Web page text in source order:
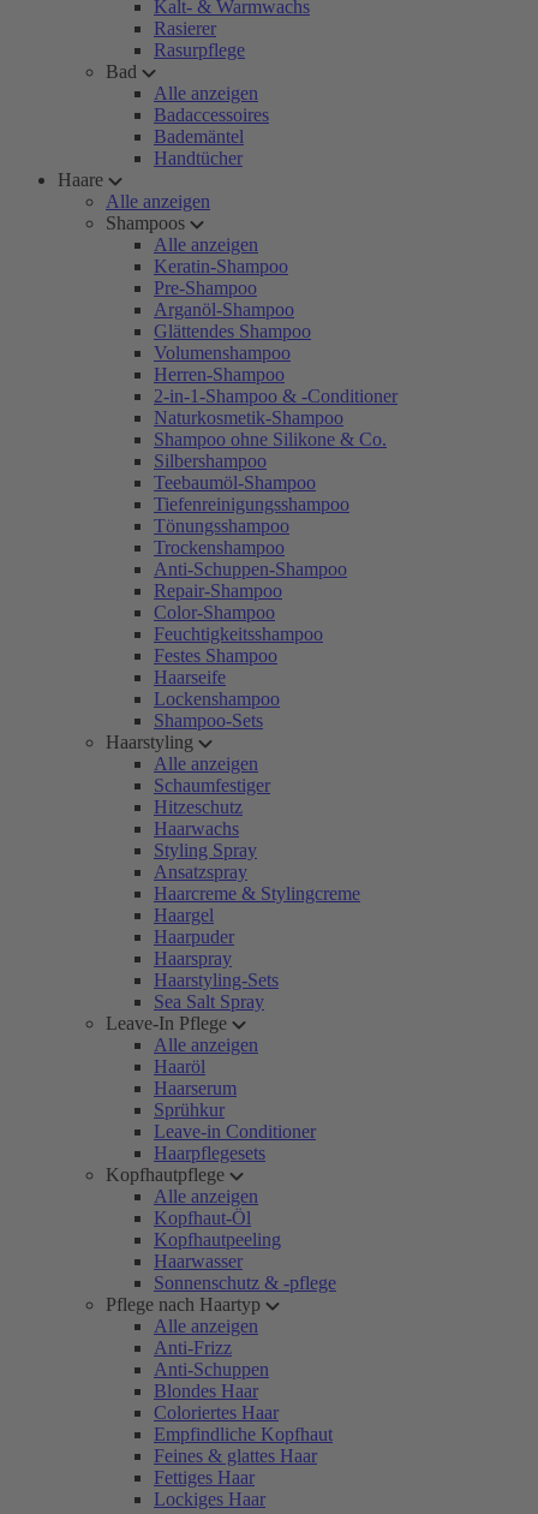
Kalt- & Warmwachs
Rasierer
Rasurpflege
Bad
Alle anzeigen
Badaccessoires
Bademäntel
Handtücher
Haare
Alle anzeigen
Shampoos
Alle anzeigen
Keratin-Shampoo
Pre-Shampoo
Arganöl-Shampoo
Glättendes Shampoo
Volumenshampoo
Herren-Shampoo
2-in-1-Shampoo & -Conditioner
Naturkosmetik-Shampoo
Shampoo ohne Silikone & Co.
Silbershampoo
Teebaumöl-Shampoo
Tiefenreinigungsshampoo
Tönungsshampoo
Trockenshampoo
Anti-Schuppen-Shampoo
Repair-Shampoo
Color-Shampoo
Feuchtigkeitsshampoo
Festes Shampoo
Haarseife
Lockenshampoo
Shampoo-Sets
Haarstyling
Alle anzeigen
Schaumfestiger
Hitzeschutz
Haarwachs
Styling Spray
Ansatzspray
Haarcreme & Stylingcreme
Haargel
Haarpuder
Haarspray
Haarstyling-Sets
Sea Salt Spray
Leave-In Pflege
Alle anzeigen
Haaröl
Haarserum
Sprühkur
Leave-in Conditioner
Haarpflegesets
Kopfhautpflege
Alle anzeigen
Kopfhaut-Öl
Kopfhautpeeling
Haarwasser
Sonnenschutz & -pflege
Pflege nach Haartyp
Alle anzeigen
Anti-Frizz
Anti-Schuppen
Blondes Haar
Coloriertes Haar
Empfindliche Kopfhaut
Feines & glattes Haar
Fettiges Haar
Lockiges Haar